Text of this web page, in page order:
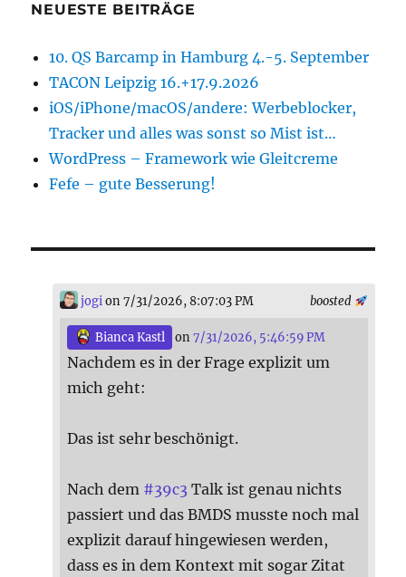
NEUESTE BEITRÄGE
10. QS Barcamp in Hamburg 4.-5. September
TACON Leipzig 16.+17.9.2026
iOS/iPhone/macOS/andere: Werbeblocker,
Tracker und alles was sonst so Mist ist…
WordPress – Framework wie Gleitcreme
Fefe – gute Besserung!
boosted
jogi on 7/31/2026, 8:07:03 PM
Bianca Kastl on7/31/2026, 5:46:59 PM
Nachdem es in der Frage explizit um
mich geht:
Das ist sehr beschönigt.
Nach dem #39c3 Talk ist genau nichts
passiert und das BMDS musste noch mal
explizit darauf hingewiesen werden,
dass es in dem Kontext mit sogar Zitat